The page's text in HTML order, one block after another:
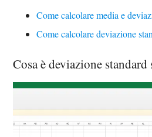
Come calcolare media e
Come calcolare deviazione
Cosa è deviazione standard